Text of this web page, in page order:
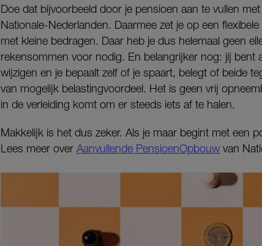
Doe dat bijvoorbeeld door je pensioen aan te vullen
Nationale-Nederlanden. Daarmee zet je op een
met kleine bedragen. Daar heb je dus helemaal geen
rekensommen voor nodig. En belangrijker nog: jij
wijzigen en je bepaalt zelf of je spaart, belegt of beide
van mogelijk belastingvoordeel. Het is geen vrij
in de verleiding komt om er steeds iets af te halen.
Makkelijk is het dus zeker. Als je maar begint met een
Lees meer over Aanvullende PensioenOpbouw van